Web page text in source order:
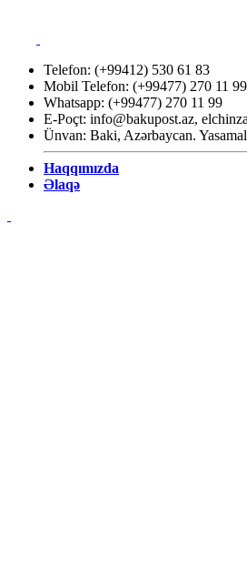
Telefon: (+99412) 530 61 83
Mobil Telefon: (+99477) 270 11 99
Whatsapp: (+99477) 270 11 99
E-Poçt: info@bakupost.az,
Ünvan: Baki, Azərbaycan.
Haqqımızda
Əlaqə